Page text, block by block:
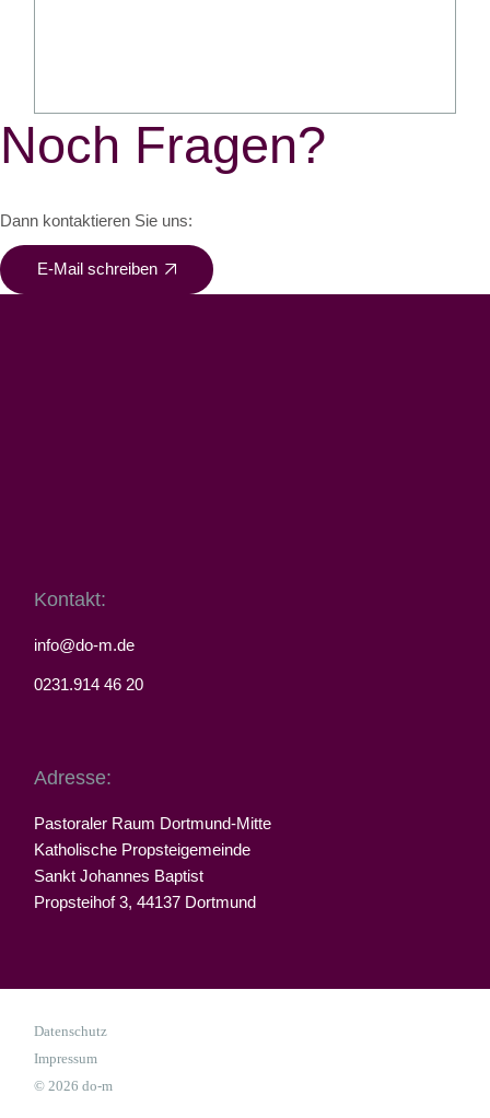
Noch Fragen?
Dann kontaktieren Sie uns:
E-Mail schreiben
Kontakt:
info@do-m.de
0231.914 46 20
Adresse:
Pastoraler Raum Dortmund-Mitte
Katholische Propsteigemeinde
Sankt Johannes Baptist
Propsteihof 3, 44137 Dortmund
Datenschutz
Impressum
© 2026 do-m